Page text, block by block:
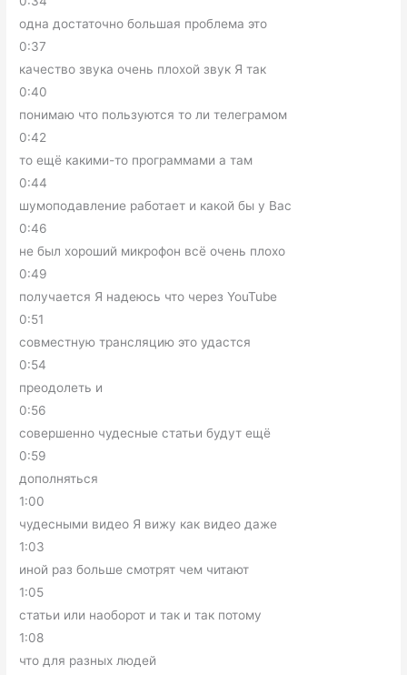
одна достаточно большая проблема это
0:37
качество звука очень плохой звук Я так
0:40
понимаю что пользуются то ли телеграмом
0:42
то ещё какими-то программами а там
0:44
шумоподавление работает и какой бы у Вас
0:46
не был хороший микрофон всё очень плохо
0:49
получается Я надеюсь что через YouTube
0:51
совместную трансляцию это удастся
0:54
преодолеть и
0:56
совершенно чудесные статьи будут ещё
0:59
дополняться
1:00
чудесными видео Я вижу как видео даже
1:03
иной раз больше смотрят чем читают
1:05
статьи или наоборот и так и так потому
1:08
что для разных людей